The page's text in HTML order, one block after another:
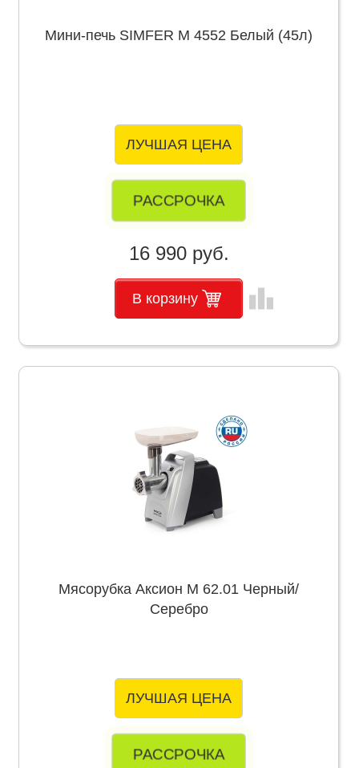
Мини-печь SIMFER M 4552 Белый (45л)
ЛУЧШАЯ ЦЕНА
РАССРОЧКА
16 990 руб.
В корзину leaderboard
Мясорубка Аксион М 62.01 Черный/
Серебро
ЛУЧШАЯ ЦЕНА
РАССРОЧКА